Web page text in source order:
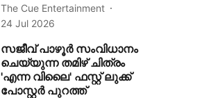
The Cue Entertainment
24 Jul 2026
സജീവ് പാഴൂര്‍ സംവിധാനം
ചെയ്യുന്ന തമിഴ് ചിത്രം
'എന്ന വിലൈ' ഫസ്റ്റ് ലുക്ക്
പോസ്റ്റര്‍ പുറത്ത്